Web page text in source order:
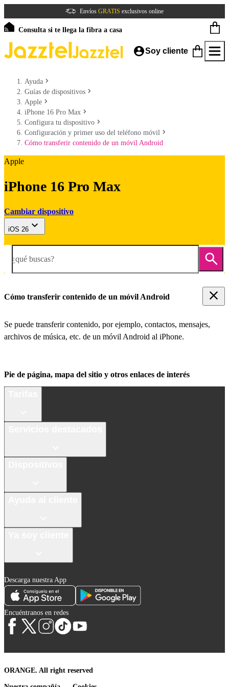
Envíos GRATIS exclusivos online
Consulta si te llega la fibra a casa
Soy cliente
Ayuda
Guías de dispositivos
Apple
iPhone 16 Pro Max
Configura tu dispositivo
Configuración y primer uso del teléfono móvil
Cómo transferir contenido de un móvil Android
Apple
iPhone 16 Pro Max
Cambiar dispositivo
iOS 26
¿qué buscas?
Cómo transferir contenido de un móvil Android
Se puede transferir contenido, por ejemplo, contactos, mensajes,
archivos de música, etc. de un móvil Android al iPhone.
Pie de página, mapa del sitio y otros enlaces de interés
Descarga nuestra App
Encuéntranos en redes
ORANGE. All right reserved